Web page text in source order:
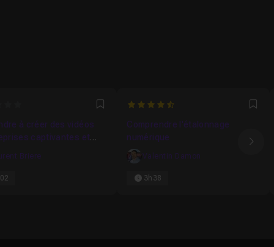
Favori
à créer des vidéos
captivantes et
Briere
4.4615384615385
Comprendre l'étalonnage
numérique
Valentin Damon
3h38